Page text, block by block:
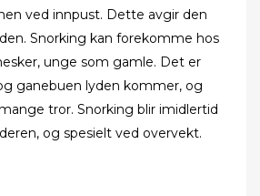
ved innpust. Dette avgir den
Snorking kan forekomme hos
unge som gamle. Det er
ganebuen lyden kommer, og
tror. Snorking blir imidlertid
og spesielt ved overvekt.